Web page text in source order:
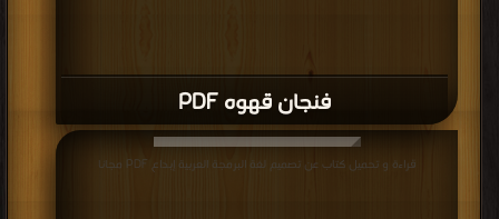
فنجان قهوه PDF
قراءة و تحميل كتاب عن تصميم لغة البرمجة العربية إبداع PDF مجانا